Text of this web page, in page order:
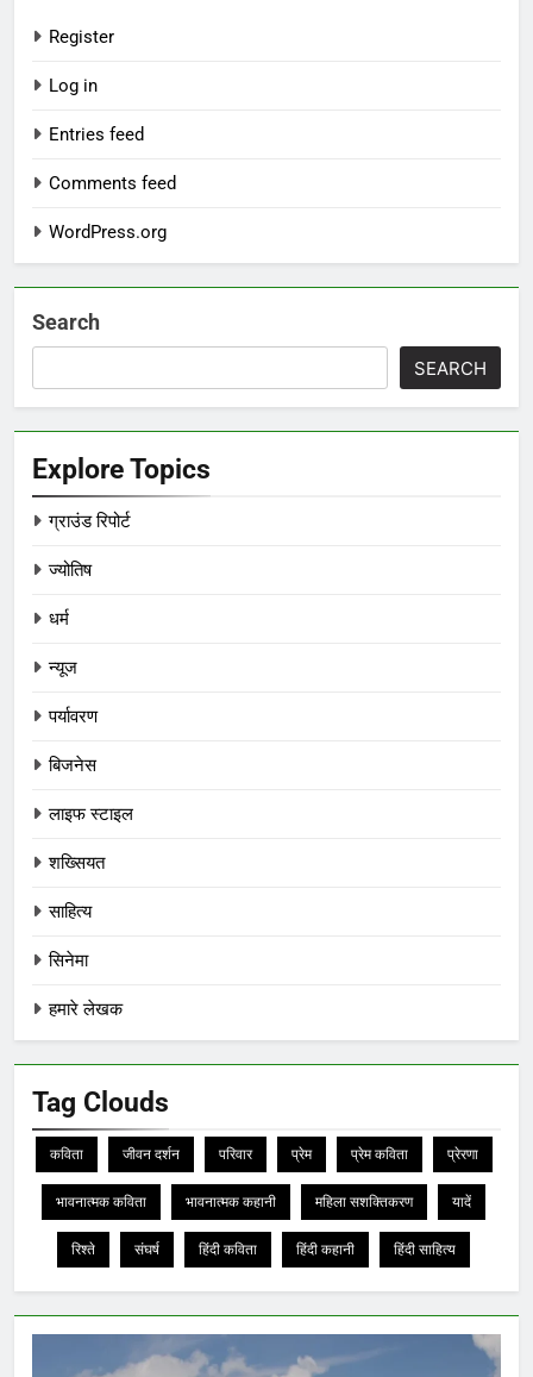
Register
Log in
Entries feed
Comments feed
WordPress.org
Search
SEARCH
Explore Topics
ग्राउंड रिपोर्ट
ज्योतिष
धर्म
न्यूज
पर्यावरण
बिजनेस
लाइफ स्टाइल
शख्सियत
साहित्य
सिनेमा
हमारे लेखक
Tag Clouds
कविता जीवन दर्शन परिवार प्रेम प्रेम कविता प्रेरणा
भावनात्मक कविता भावनात्मक कहानी महिला सशक्तिकरण यादें
रिश्ते संघर्ष हिंदी कविता हिंदी कहानी हिंदी साहित्य